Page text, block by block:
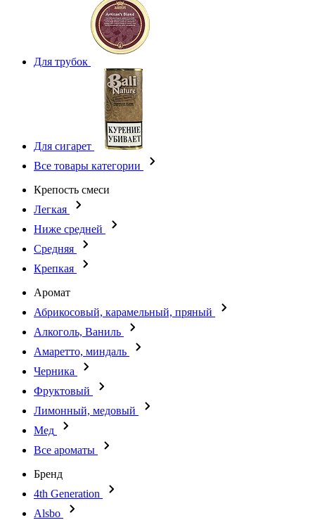
Для трубок
Для сигарет
Все товары категории
Крепость смеси
Легкая
Ниже средней
Средняя
Крепкая
Аромат
Абрикосовый, карамельный, пряный
Алкоголь, Ваниль
Амаретто, миндаль
Черника
Фруктовый
Лимонный, медовый
Мед
Все ароматы
Бренд
4th Generation
Alsbo